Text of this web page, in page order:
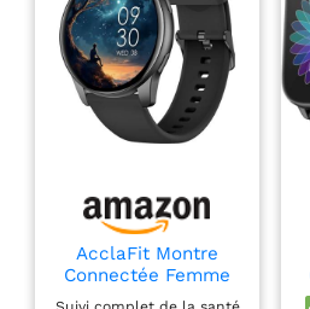
AcclaFit Montre
Connectée Femme
Homme avec Appel